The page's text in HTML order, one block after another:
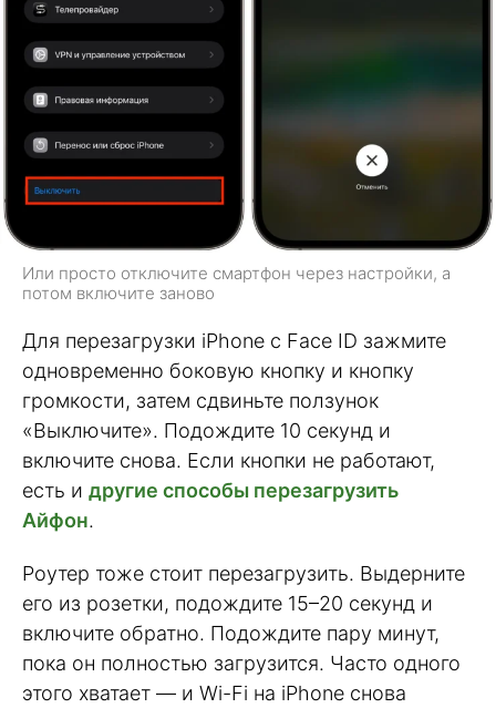
Или просто отключите смартфон через настройки, а
потом включите заново
Для перезагрузки iPhone с Face ID зажмите
одновременно боковую кнопку и кнопку
громкости, затем сдвиньте ползунок
«Выключите». Подождите 10 секунд и
включите снова. Если кнопки не работают,
есть и другие способы перезагрузить
Айфон.
Роутер тоже стоит перезагрузить. Выдерните
его из розетки, подождите 15–20 секунд и
включите обратно. Подождите пару минут,
пока он полностью загрузится. Часто одного
этого хватает — и Wi-Fi на iPhone снова